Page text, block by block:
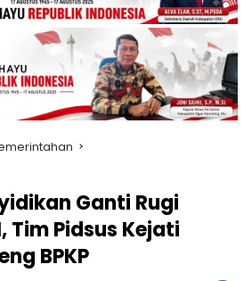
Ganti Rugi
Tim Pidsus Kejati
BPKP